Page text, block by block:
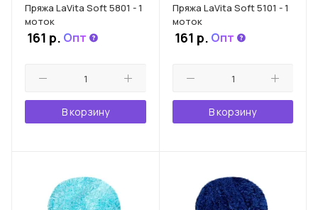
Пряжа LaVita Soft 5801 - 1
моток
161 р. Опт
В корзину
Пряжа LaVita Soft 5101 - 1
моток
161 р. Опт
В корзину